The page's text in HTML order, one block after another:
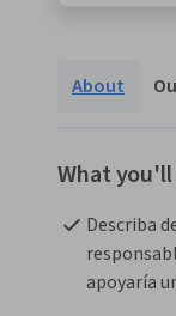
About
What
Describa
apoyaría